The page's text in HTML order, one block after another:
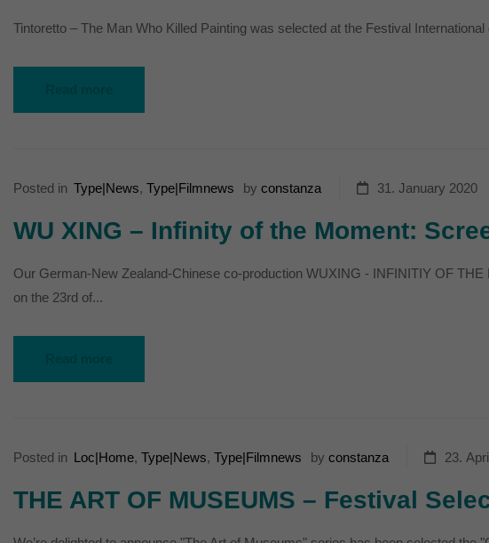
Tintoretto – The Man Who Killed Painting was selected at the Festival
Posted in Type|News, Type|Filmnews by constanza 31. January 2020
WU XING – Infinity of the Moment:
Our German-New Zealand-Chinese co-production WUXING - INFINITIY OF
on the 23rd of...
Posted in Loc|Home, Type|News, Type|Filmnews by constanza 23.
THE ART OF MUSEUMS – Festival